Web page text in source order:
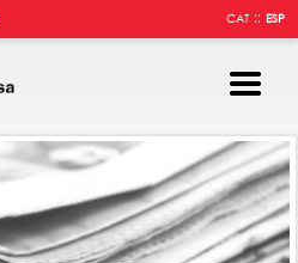
CAT::ESP